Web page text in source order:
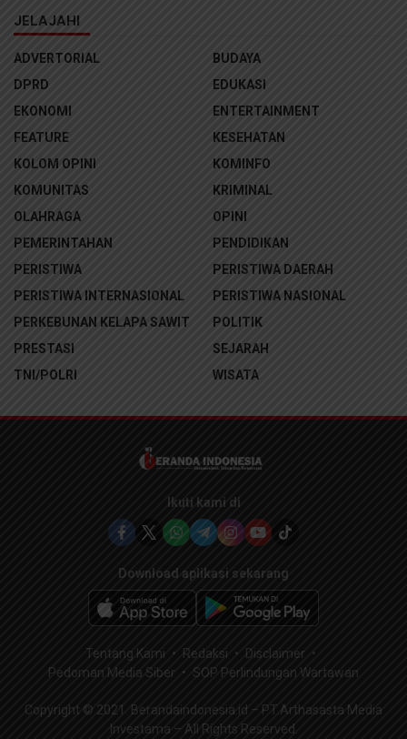
JELAJAHI
ADVERTORIAL
BUDAYA
DPRD
EDUKASI
EKONOMI
ENTERTAINMENT
FEATURE
KESEHATAN
KOLOM OPINI
KOMINFO
KOMUNITAS
KRIMINAL
OLAHRAGA
OPINI
PEMERINTAHAN
PENDIDIKAN
PERISTIWA
PERISTIWA DAERAH
PERISTIWA INTERNASIONAL
PERISTIWA NASIONAL
PERKEBUNAN KELAPA SAWIT
POLITIK
PRESTASI
SEJARAH
TNI/POLRI
WISATA
Ikuti kami di
Download aplikasi sekarang
Tentang Kami Redaksi
Disclaimer
Pedoman Media Siber
SOP Perlindungan Wartawan
Copyright © 2021. Berandaindonesia.id – PT.Arthasasta Media
Investama – All Rights Reserved.